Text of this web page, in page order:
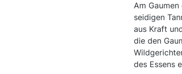
Am
seidigen
aus Kraft
die den
des Essens